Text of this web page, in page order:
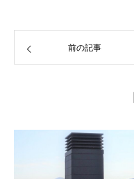
前の記事